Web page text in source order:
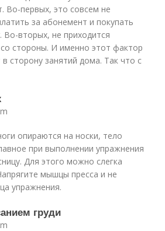
Во-первых, это совсем не
за абонемент и покупать
Во-вторых, не приходится
стороны. И именно этот фактор
сторону занятий дома. Так что с
опираются на носки, тело
при выполнении упражнения
Для этого можно слегка
мышцы пресса и не
упражнения.
груди